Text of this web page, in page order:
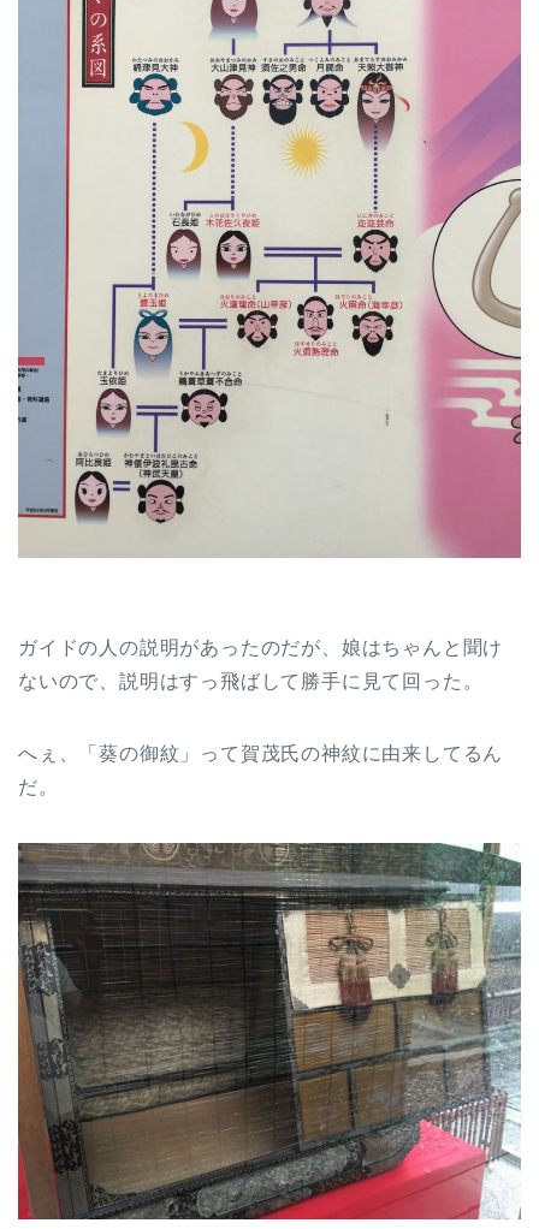
ガイドの人の説明があったのだが、娘はちゃんと聞け
ないので、説明はすっ飛ばして勝手に見て回った。
へぇ、「葵の御紋」って賀茂氏の神紋に由来してるん
だ。